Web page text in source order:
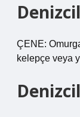
ÇENE:
kelepçe veya